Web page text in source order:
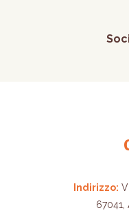
Indirizzo:
67041,